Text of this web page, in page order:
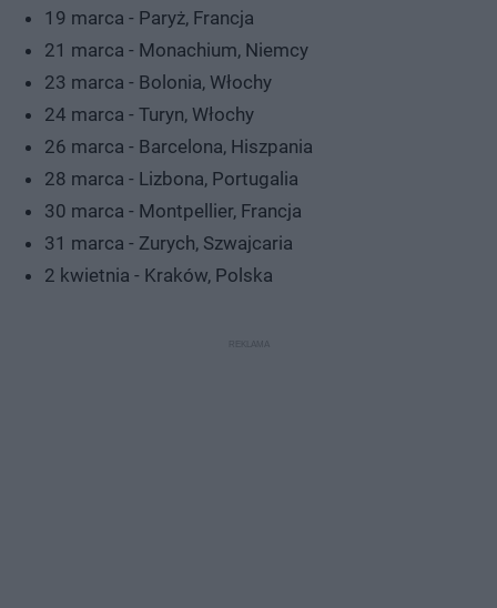
19 marca - Paryż, Francja
21 marca - Monachium, Niemcy
23 marca - Bolonia, Włochy
24 marca - Turyn, Włochy
26 marca - Barcelona, Hiszpania
28 marca - Lizbona, Portugalia
30 marca - Montpellier, Francja
31 marca - Zurych, Szwajcaria
2 kwietnia - Kraków, Polska